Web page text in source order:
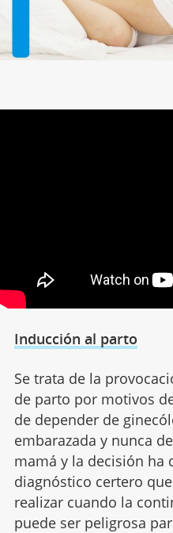
Inducción al parto
Se trata de la
de parto por motivos
de depender de
embarazada y nunca
mamá y la decisión ha
diagnóstico certero
realizar cuando la
puede ser peligrosa